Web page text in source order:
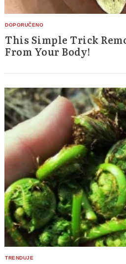
This Simple Trick
From Your Body!